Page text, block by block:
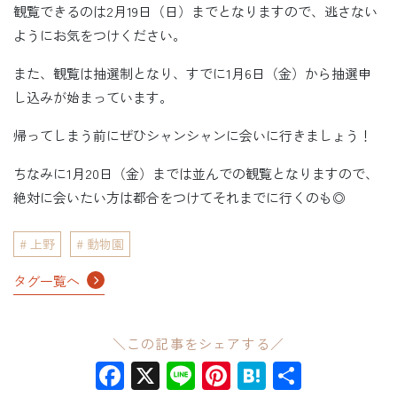
観覧できるのは2月19日（日）までとなりますので、逃さない
ようにお気をつけください。
また、観覧は抽選制となり、すでに1月6日（金）から抽選申
し込みが始まっています。
帰ってしまう前にぜひシャンシャンに会いに行きましょう！
ちなみに1月20日（金）までは並んでの観覧となりますので、
絶対に会いたい方は都合をつけてそれまでに行くのも◎
上野 動物園
タグ一覧へ
＼この記事をシェアする／
Facebook
X LinePinterest
Hatena